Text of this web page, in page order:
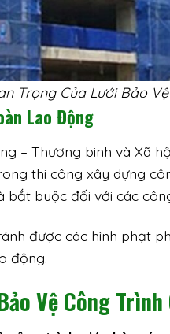
Trọng Của Lưới Bảo
Lao Động
– Thương binh và Xã
thi công xây dựng
bắt buộc đối với các
được các hình phạt
động.
Vệ Công Trình